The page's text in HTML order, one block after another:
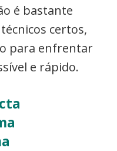
é bastante
certos,
para enfrentar
e rápido.